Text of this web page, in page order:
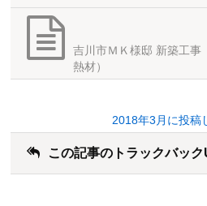
吉川市ＭＫ様邸 新築工事
熱材）
2018年3月に投稿
この記事のトラックバッ